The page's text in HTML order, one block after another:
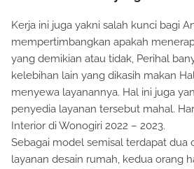
Kerja ini juga yakni salah kunci bagi
mempertimbangkan apakah
yang demikian atau tidak, Perihal
kelebihan lain yang dikasih makan
menyewa layanannya. Hal ini juga
penyedia layanan tersebut mahal.
Interior di Wonogiri 2022 – 2023.
Sebagai model semisal terdapat dua
layanan desain rumah, kedua orang